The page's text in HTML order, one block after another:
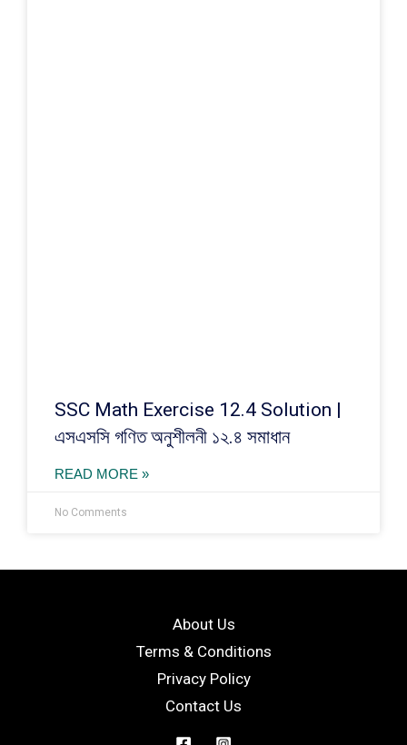
SSC Math Exercise 12.4 Solution |
এসএসসি গণিত অনুশীলনী ১২.৪ সমাধান
READ MORE »
No Comments
About Us
Terms & Conditions
Privacy Policy
Contact Us